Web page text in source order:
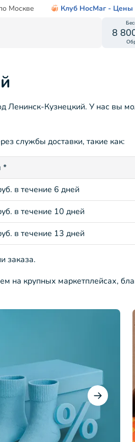
Москве Клуб НосМаг - Цены
8
Кузнецкий. У нас вы
службы доставки, такие как:
*
в течение 6 дней
в течение 10 дней
в течение 13 дней
заказа.
на крупных маркетплейсах,